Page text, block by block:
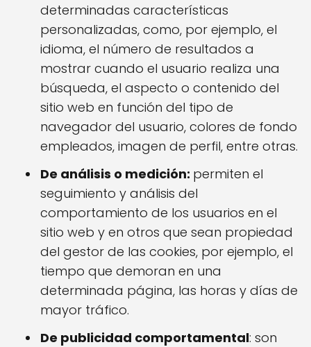
determinadas características
personalizadas, como, por ejemplo, el
idioma, el número de resultados a
mostrar cuando el usuario realiza una
búsqueda, el aspecto o contenido del
sitio web en función del tipo de
navegador del usuario, colores de fondo
empleados, imagen de perfil, entre otras.
De análisis o medición: permiten el
seguimiento y análisis del
comportamiento de los usuarios en el
sitio web y en otros que sean propiedad
del gestor de las cookies, por ejemplo, el
tiempo que demoran en una
determinada página, las horas y días de
mayor tráfico.
De publicidad comportamental: son